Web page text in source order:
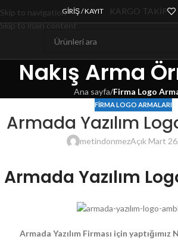
Skip to navigation
Skip to main content
GIRIŞ / KAYIT KARGO TAKİP
Nakış Arma
Ana sayfa/Firma Logo
FIRMA LOGO ARMALARI
Armada Yazılım
metindonmezAçık Mart
Armada Yazılım
Armada Yazılım Firması için yaptığımız